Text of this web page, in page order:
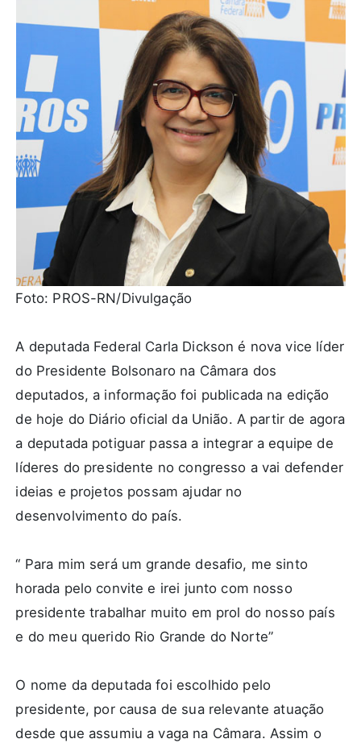
Foto: PROS-RN/Divulgação
A deputada Federal Carla Dickson é nova vice líder
do Presidente Bolsonaro na Câmara dos
deputados, a informação foi publicada na edição
de hoje do Diário oficial da União. A partir de agora
a deputada potiguar passa a integrar a equipe de
líderes do presidente no congresso a vai defender
ideias e projetos possam ajudar no
desenvolvimento do país.
“ Para mim será um grande desafio, me sinto
horada pelo convite e irei junto com nosso
presidente trabalhar muito em prol do nosso país
e do meu querido Rio Grande do Norte”
O nome da deputada foi escolhido pelo
presidente, por causa de sua relevante atuação
desde que assumiu a vaga na Câmara. Assim o